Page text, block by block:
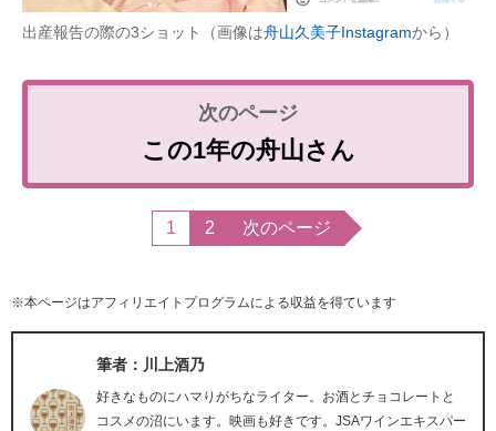
出産報告の際の3ショット（画像は舟山久美子Instagramから）
この1年の舟山さん
1 2 次のページ
※本ページはアフィリエイトプログラムによる収益を得ています
筆者：川上酒乃
好きなものにハマりがちなライター。お酒とチョコレートと
コスメの沼にいます。映画も好きです。JSAワインエキスパー